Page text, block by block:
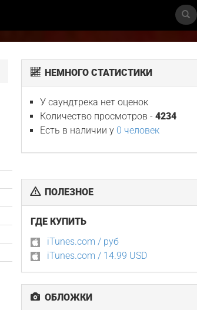
НЕМНОГО СТАТИСТИКИ
У саундтрека нет оценок
Количество просмотров -4234
Есть в наличии у 0 человек
ПОЛЕЗНОЕ
ГДЕ КУПИТЬ
iTunes.com / руб
iTunes.com / 14.99 USD
ОБЛОЖКИ